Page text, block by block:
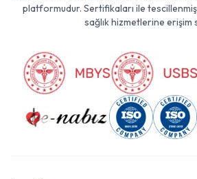
platformudur. Sertifikaları ile tescillenmiş
sağlık hizmetlerine erişim